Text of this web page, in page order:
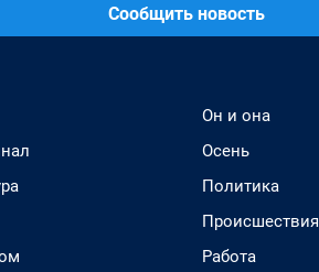
Сообщить новость
Он и она
Осень
Политика
Происшествия
Работа